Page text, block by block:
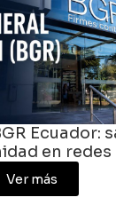
digital en
Ver más